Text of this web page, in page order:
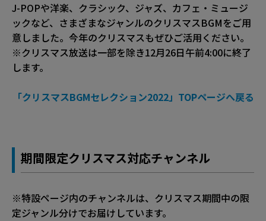
J-POPや洋楽、クラシック、ジャズ、カフェ・ミュージ
ックなど、さまざまなジャンルのクリスマスBGMをご用
意しました。今年のクリスマスもぜひご活用ください。
※クリスマス放送は一部を除き12月26日午前4:00に終了
します。
「クリスマスBGMセレクション2022」TOPページへ戻る
期間限定クリスマス対応チャンネル
※特設ページ内のチャンネルは、クリスマス期間中の限
定ジャンル分けでお届けしています。